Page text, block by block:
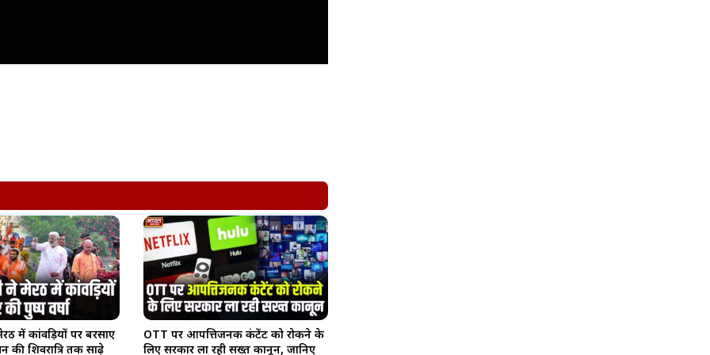
में कांवड़ियों पर बरसाए
की शिवरात्रि तक साढ़े
OTT पर आपत्तिजनक कंटेंट को रोकने के
लिए सरकार ला रही सख्त कानून, जानिए